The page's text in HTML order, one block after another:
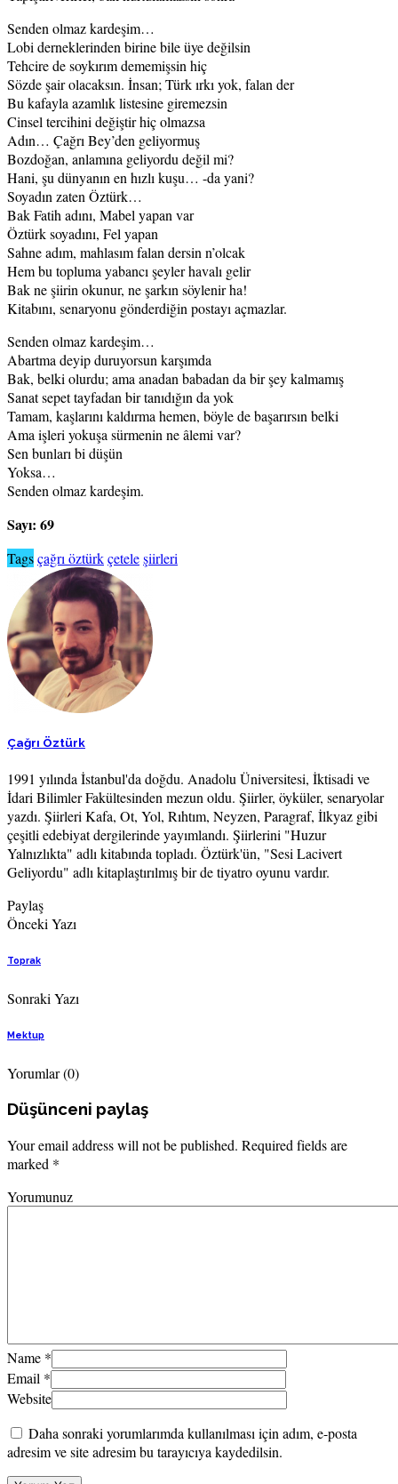
Senden olmaz kardeşim…
Lobi derneklerinden birine bile üye değilsin
Tehcire de soykırım dememişsin hiç
Sözde şair olacaksın. İnsan; Türk ırkı yok, falan der
Bu kafayla azamlık listesine giremezsin
Cinsel tercihini değiştir hiç olmazsa
Adın… Çağrı Bey’den geliyormuş
Bozdoğan, anlamına geliyordu değil mi?
Hani, şu dünyanın en hızlı kuşu… -da yani?
Soyadın zaten Öztürk…
Bak Fatih adını, Mabel yapan var
Öztürk soyadını, Fel yapan
Sahne adım, mahlasım falan dersin n’olcak
Hem bu topluma yabancı şeyler havalı gelir
Bak ne şiirin okunur, ne şarkın söylenir ha!
Kitabını, senaryonu gönderdiğin postayı açmazlar.
Senden olmaz kardeşim…
Abartma deyip duruyorsun karşımda
Bak, belki olurdu; ama anadan babadan da bir şey kalmamış
Sanat sepet tayfadan bir tanıdığın da yok
Tamam, kaşlarını kaldırma hemen, böyle de başarırsın belki
Ama işleri yokuşa sürmenin ne âlemi var?
Sen bunları bi düşün
Yoksa…
Senden olmaz kardeşim.
Sayı: 69
Tagsçağrı öztürkçeteleşiirleri
Çağrı Öztürk
1991 yılında İstanbul'da doğdu. Anadolu Üniversitesi, İktisadi ve
İdari Bilimler Fakültesinden mezun oldu. Şiirler, öyküler, senaryolar
yazdı. Şiirleri Kafa, Ot, Yol, Rıhtım, Neyzen, Paragraf, İlkyaz gibi
çeşitli edebiyat dergilerinde yayımlandı. Şiirlerini "Huzur
Yalnızlıkta" adlı kitabında topladı. Öztürk'ün, "Sesi Lacivert
Geliyordu" adlı kitaplaştırılmış bir de tiyatro oyunu vardır.
Paylaş
Önceki Yazı
Toprak
Sonraki Yazı
Mektup
Yorumlar(0)
Düşünceni paylaş
Your email address will not be published. Required fields are
marked *
Yorumunuz
Name *
Email *
Website
Daha sonraki yorumlarımda kullanılması için adım, e-posta
adresim ve site adresim bu tarayıcıya kaydedilsin.